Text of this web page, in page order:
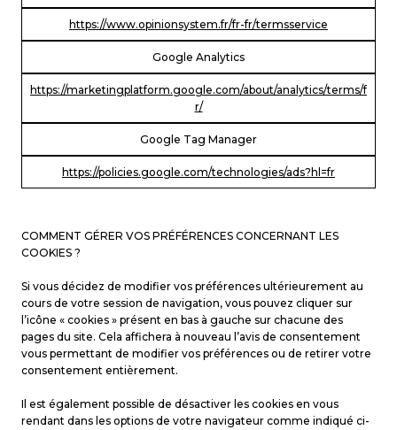
https://www.opinionsystem.fr/fr-fr/termsservice
Google Analytics
https://marketingplatform.google.com/about/analytics/terms/f
r/
Google Tag Manager
https://policies.google.com/technologies/ads?hl=fr
COMMENT GÉRER VOS PRÉFÉRENCES CONCERNANT LES
COOKIES ?
Si vous décidez de modifier vos préférences ultérieurement au
cours de votre session de navigation, vous pouvez cliquer sur
l’icône « cookies » présent en bas à gauche sur chacune des
pages du site. Cela affichera à nouveau l’avis de consentement
vous permettant de modifier vos préférences ou de retirer votre
consentement entièrement.
Il est également possible de désactiver les cookies en vous
rendant dans les options de votre navigateur comme indiqué ci-